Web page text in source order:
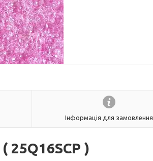
Інформація для замовлення
25Q16SCP )